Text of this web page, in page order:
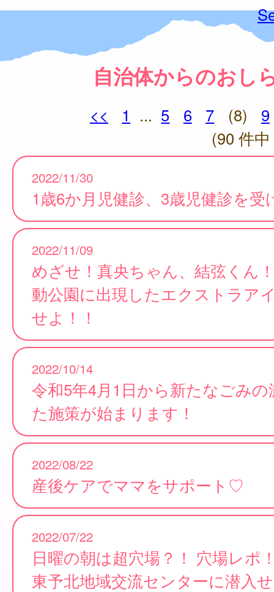
自治体からのおし
<< 1 ... 5 6 7 (8)
9
(90 件
2022/11/30
1歳6か月児健診、3歳児健診を受
2022/11/09
めざせ！真央ちゃん、結弦くん
動公園に出現したエクストラア
せよ！！
2022/10/14
令和5年4月1日から新たなごみ
た施策が始まります！
2022/08/22
産後ケアでママをサポート♡
2022/07/22
日曜の朝は超穴場？！ 穴場レポ
東予北地域交流センターに潜入